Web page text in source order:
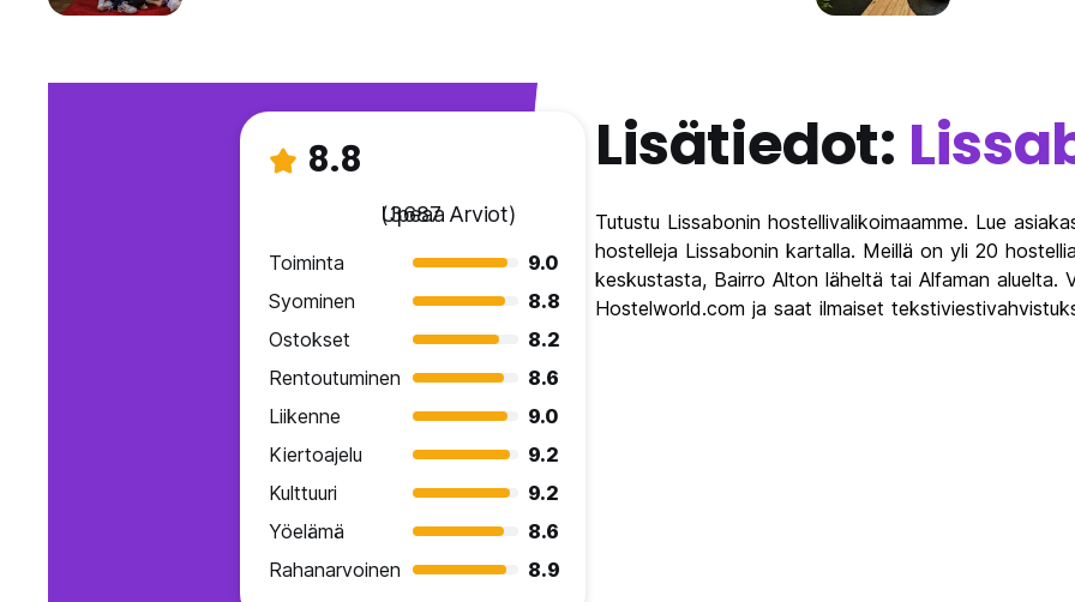
8.8
Upeaa
(3687 Arviot)
Toiminta
9.0
Syominen
8.8
Ostokset
8.2
Rentoutuminen
8.6
Liikenne
9.0
Kiertoajelu
9.2
Kulttuuri
9.2
Yöelämä
8.6
Rahanarvoinen
8.9
Lisätiedot:
Tutustu Lissabonin hostellivalikoimaamme. Lue
hostelleja Lissabonin kartalla. Meillä on yli 20
keskustasta, Bairro Alton läheltä tai Alfaman aluelta.
Hostelworld.com ja saat ilmaiset